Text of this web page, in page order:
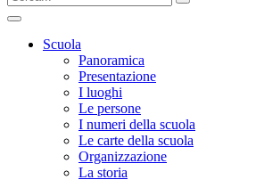
Scuola
Panoramica
Presentazione
I luoghi
Le persone
I numeri della scuola
Le carte della scuola
Organizzazione
La storia